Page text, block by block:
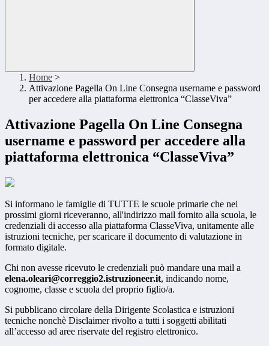
Home >
Attivazione Pagella On Line Consegna username e password
per accedere alla piattaforma elettronica “ClasseViva”
Attivazione Pagella On Line Consegna
username e password per accedere alla
piattaforma elettronica “ClasseViva”
Si informano le famiglie di TUTTE le scuole primarie che nei
prossimi giorni riceveranno, all'indirizzo mail fornito alla scuola, le
credenziali di accesso alla piattaforma ClasseViva, unitamente alle
istruzioni tecniche, per scaricare il documento di valutazione in
formato digitale.
Chi non avesse ricevuto le credenziali può mandare una mail a
elena.oleari@correggio2.istruzioneer.it, indicando nome,
cognome, classe e scuola del proprio figlio/a.
Si pubblicano circolare della Dirigente Scolastica e istruzioni
tecniche nonchè Disclaimer rivolto a tutti i soggetti abilitati
all’accesso ad aree riservate del registro elettronico.